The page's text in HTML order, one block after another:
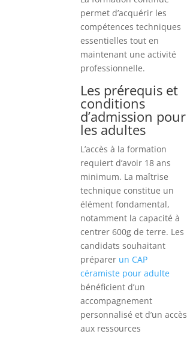
permet d’acquérir les
compétences techniques
essentielles tout en
maintenant une activité
professionnelle.
Les prérequis et
conditions
d’admission pour
les adultes
L’accès à la formation
requiert d’avoir 18 ans
minimum. La maîtrise
technique constitue un
élément fondamental,
notamment la capacité à
centrer 600g de terre. Les
candidats souhaitant
préparer un CAP
céramiste pour adulte
bénéficient d’un
accompagnement
personnalisé et d’un accès
aux ressources